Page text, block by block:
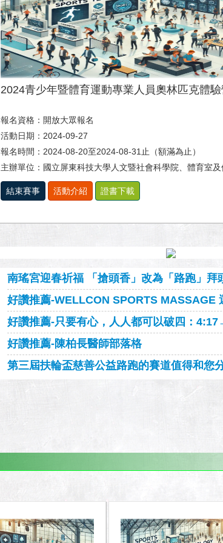
2024青少年暨體育運動專業人員奧林匹克體
報名資格：開放大眾報名
活動日期：2024-09-27
報名時間：2024-08-20至2024-08-31止（額滿為止）
主辦單位：國立屏東科技大學人文暨社會科學院、體育室及
結束賽事 活動介紹 證書下載
南瑤宮迎春祈福 「搶頭香」改為「路跑」拜
好讚推薦-WELLCON SPORTS MASSAGE
好讚推薦-只要有心，人人都可以破四：
好讚推薦-陳柏長醫師部落格
第三屆扶輪盃慈善公益路跑的賽道值得和您